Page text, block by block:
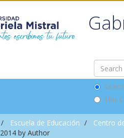
This
Escuela de Educación Centro
by Author